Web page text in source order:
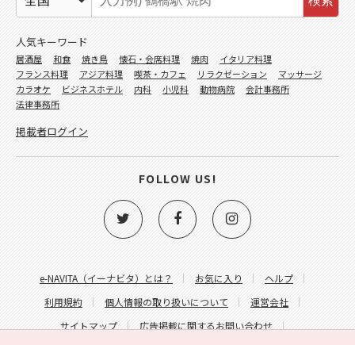
e-NAVITA（イーナビタ）とは？ お気に入り
ヘルプ
利用規約
個人情報の取り扱いについて
運営会社
サイトマップ
広告掲載に関するお問い合わせ
人気キーワード
居酒屋 和食 焼き鳥 懐石・会席料理 焼肉
イタリア料理
フランス料理
アジア料理 喫茶・カフェ リラクゼーション
マッサージ
カラオケ
ビジネスホテル 内科 小児科 動物病院
会計事務所
法律事務所
掲載者ログイン
FOLLOW US!